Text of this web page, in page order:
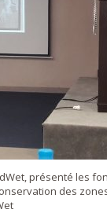
présenté les
des